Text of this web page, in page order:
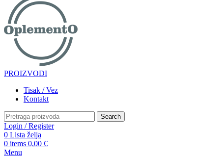
PROIZVODI
Tisak / Vez
Kontakt
Search
Login / Register
0 Lista želja
0 items 0,00 €
Menu